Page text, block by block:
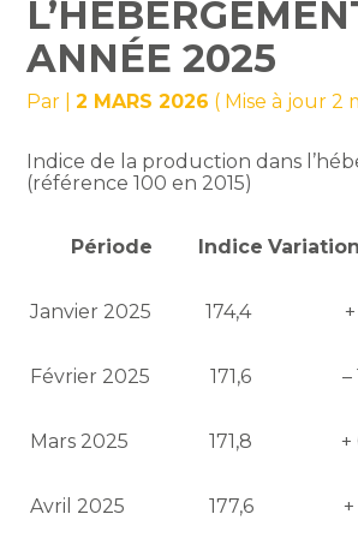
ANNÉE 2025
Par |2 MARS 2026 ( Mise à jour 2
Indice de la production dans
(référence 100 en 2015)
Période Indice
Janvier 2025 174,4
Février 2025 171,6 –
Mars 2025 171,8 +
Avril 2025 177,6 +